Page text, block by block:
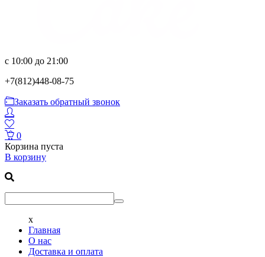
с 10:00 до 21:00
+7(812)448-08-75
Заказать обратный звонок
0
Корзина пуста
В корзину
x
Главная
О нас
Доставка и оплата